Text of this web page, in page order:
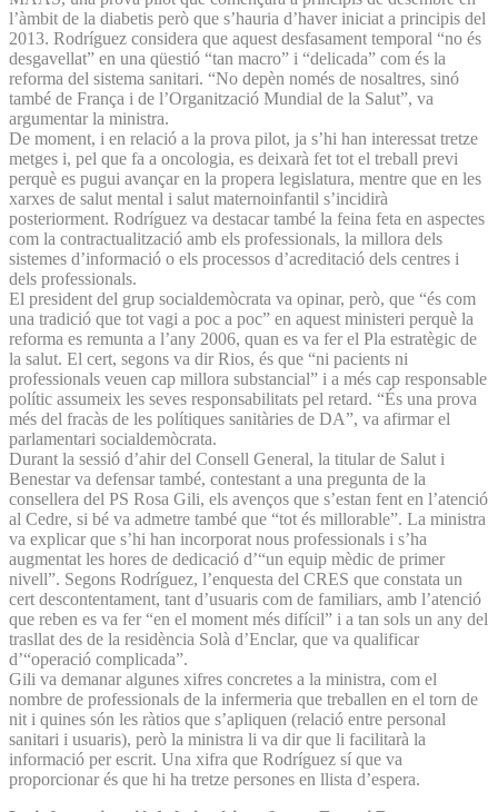
l’àmbit de la diabetis però que s’hauria d’haver iniciat a principis del
2013. Rodríguez considera que aquest desfasament temporal “no és
desgavellat” en una qüestió “tan macro” i “delicada” com és la
reforma del sistema sanitari. “No depèn només de nosaltres, sinó
també de França i de l’Organització Mundial de la Salut”, va
argumentar la ministra.
De moment, i en relació a la prova pilot, ja s’hi han interessat tretze
metges i, pel que fa a oncologia, es deixarà fet tot el treball previ
perquè es pugui avançar en la propera legislatura, mentre que en les
xarxes de salut mental i salut maternoinfantil s’incidirà
posteriorment. Rodríguez va destacar també la feina feta en aspectes
com la contractualització amb els professionals, la millora dels
sistemes d’informació o els processos d’acreditació dels centres i
dels professionals.
El president del grup socialdemòcrata va opinar, però, que “és com
una tradició que tot vagi a poc a poc” en aquest ministeri perquè la
reforma es remunta a l’any 2006, quan es va fer el Pla estratègic de
la salut. El cert, segons va dir Rios, és que “ni pacients ni
professionals veuen cap millora substancial” i a més cap responsable
polític assumeix les seves responsabilitats pel retard. “És una prova
més del fracàs de les polítiques sanitàries de DA”, va afirmar el
parlamentari socialdemòcrata.
Durant la sessió d’ahir del Consell General, la titular de Salut i
Benestar va defensar també, contestant a una pregunta de la
consellera del PS Rosa Gili, els avenços que s’estan fent en l’atenció
al Cedre, si bé va admetre també que “tot és millorable”. La ministra
va explicar que s’hi han incorporat nous professionals i s’ha
augmentat les hores de dedicació d’“un equip mèdic de primer
nivell”. Segons Rodríguez, l’enquesta del CRES que constata un
cert descontentament, tant d’usuaris com de familiars, amb l’atenció
que reben es va fer “en el moment més difícil” i a tan sols un any del
trasllat des de la residència Solà d’Enclar, que va qualificar
d’“operació complicada”.
Gili va demanar algunes xifres concretes a la ministra, com el
nombre de professionals de la infermeria que treballen en el torn de
nit i quines són les ràtios que s’apliquen (relació entre personal
sanitari i usuaris), però la ministra li va dir que li facilitarà la
informació per escrit. Una xifra que Rodríguez sí que va
proporcionar és que hi ha tretze persones en llista d’espera.